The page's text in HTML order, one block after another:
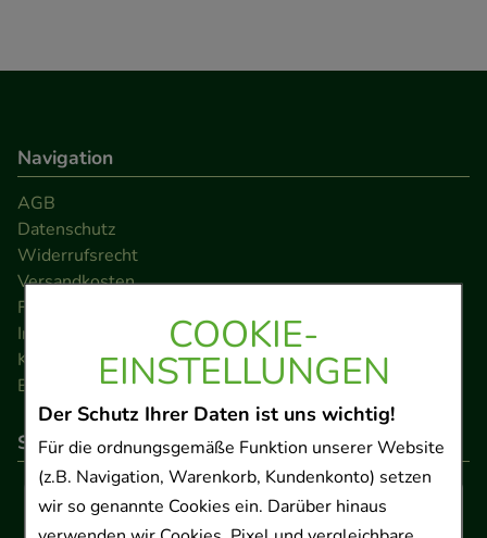
COOKIE-
EINSTELLUNGEN
Der Schutz Ihrer Daten ist uns wichtig!
Für die ordnungsgemäße Funktion unserer Website
(z.B. Navigation, Warenkorb, Kundenkonto) setzen
wir so genannte Cookies ein. Darüber hinaus
Navigation
AGB
Datenschutz
Widerrufsrecht
Versandkosten
FAQ
Impressum
Kontakt
Barrierefreiheitserklärung
So können Sie bezahlen